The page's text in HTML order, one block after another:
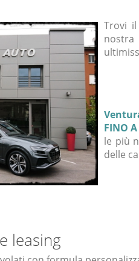
Trovi
FINO
le più
delle
leasing